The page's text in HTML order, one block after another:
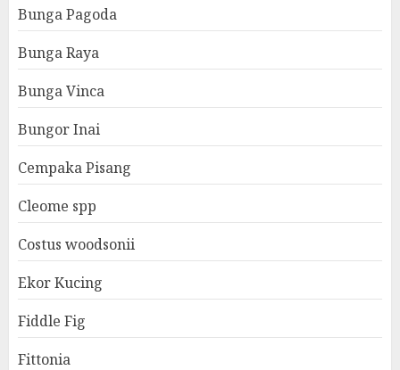
Bunga Pagoda
Bunga Raya
Bunga Vinca
Bungor Inai
Cempaka Pisang
Cleome spp
Costus woodsonii
Ekor Kucing
Fiddle Fig
Fittonia